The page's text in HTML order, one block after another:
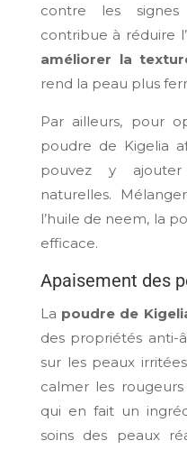
contre les signes
contribue à réduire
améliorer la
rend la peau plus
Par ailleurs, pour
poudre de Kigelia
pouvez y
naturelles.
l’huile de neem, la
efficace.
Apaisement des
La poudre de
des propriétés anti-
sur les peaux
calmer les
qui en fait un
soins des peaux